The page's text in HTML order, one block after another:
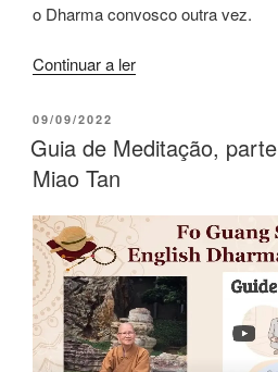
o Dharma convosco outra vez.
Continuar a ler
09/09/2022
Guia de Meditação,
Miao Tan